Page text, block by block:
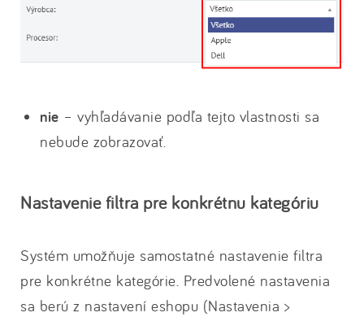
nie – vyhľadávanie podľa tejto vlastnosti sa
nebude zobrazovať.
Nastavenie filtra pre konkrétnu kategóriu
Systém umožňuje samostatné nastavenie filtra
pre konkrétne kategórie. Predvolené nastavenia
sa berú z nastavení eshopu (Nastavenia >